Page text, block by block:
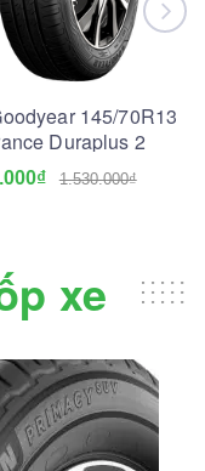
145/70R13
Duraplus 2
1.530.000₫
xe